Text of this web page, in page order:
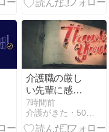
介護職の厳し
い先輩に感
謝・10年働い
て分かった
「次の人のた
7時間前
介護がきた・50代から始める独身女性の仕事と生き方